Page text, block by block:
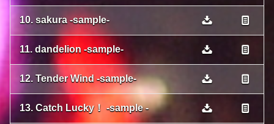
10. sakura -sample-
11. dandelion -sample-
12. Tender Wind -sample-
13. Catch Lucky！ -sample -